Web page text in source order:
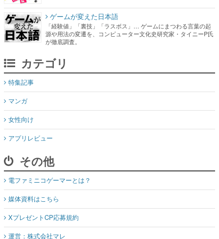
ゲームが変えた日本語
「経験値」「裏技」「ラスボス」… ゲームにまつわる言葉の起
源や用法の変遷を、コンピューター文化史研究家・タイニーP氏
が徹底調査。
カテゴリ
特集記事
マンガ
女性向け
アプリレビュー
その他
電ファミニコゲーマーとは？
媒体資料はこちら
XプレゼントCP応募規約
運営：株式会社マレ